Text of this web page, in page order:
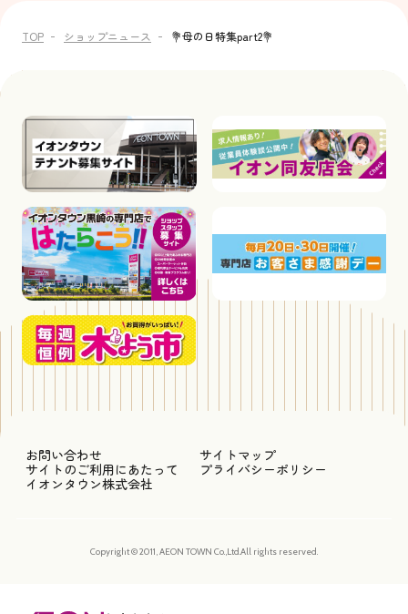
TOP ショップニュース 💐母の日特集part2💐
お問い合わせ
サイトマップ
サイトのご利用にあたって
プライバシーポリシー
イオンタウン株式会社
Copyright © 2011, AEON TOWN Co.,Ltd.All rights reserved.